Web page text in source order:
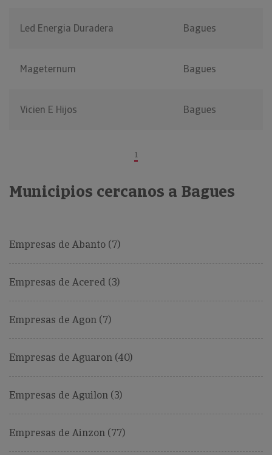
Led Energia Duradera Bagues
Mageternum Bagues
Vicien E Hijos Bagues
1
Municipios cercanos a Bagues
Empresas de Abanto (7)
Empresas de Acered (3)
Empresas de Agon (7)
Empresas de Aguaron (40)
Empresas de Aguilon (3)
Empresas de Ainzon (77)